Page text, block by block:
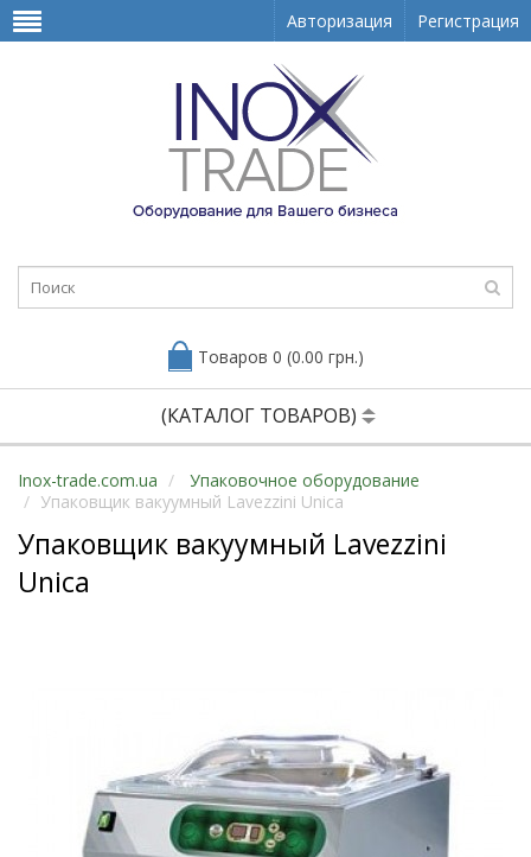
Авторизация Регистрация
Товаров 0 (0.00 грн.)
(КАТАЛОГ ТОВАРОВ)
Inox-trade.com.ua
Упаковочное оборудование
Упаковщик вакуумный Lavezzini Unica
Упаковщик вакуумный Lavezzini
Unica